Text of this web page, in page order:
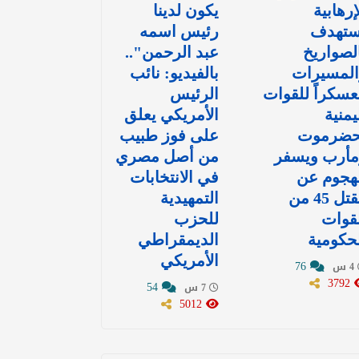
للقوات
ويسفر
عن
مقتل 45 من
يكون لدينا
رئيس اسمه
عبد الرحمن"..
بالفيديو: نائب
الرئيس
الأمريكي يعلق
على فوز طبيب
من أصل مصري
في الانتخابات
التمهيدية
للحزب
الديمقراطي
الأمريكي